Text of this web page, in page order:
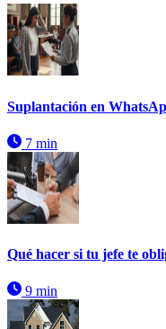
Suplantación en
7 min
Qué hacer si tu jefe te
9 min